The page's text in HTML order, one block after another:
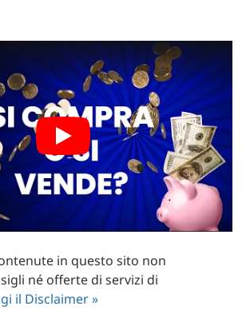
in questo sito non
né offerte di servizi di
il Disclaimer »